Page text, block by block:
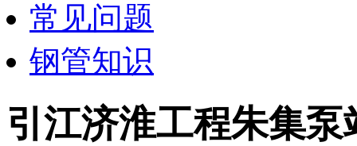
常见问题
钢管知识
引江济淮工程朱集